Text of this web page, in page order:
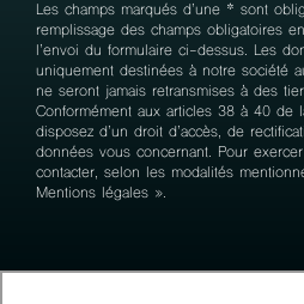
Les champs marqués d’une * sont
remplissage des champs obligatoires
l’envoi du formulaire ci-dessus. Les
uniquement destinées à notre société
ne seront jamais retransmises à des
Conformément aux articles 38 à 40
disposez d’un droit d’accès, de
données vous concernant. Pour
contacter, selon les modalités
Mentions légales ».